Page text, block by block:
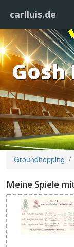
carlluis.de
Gosh
Groundhopping
Meine Spiele